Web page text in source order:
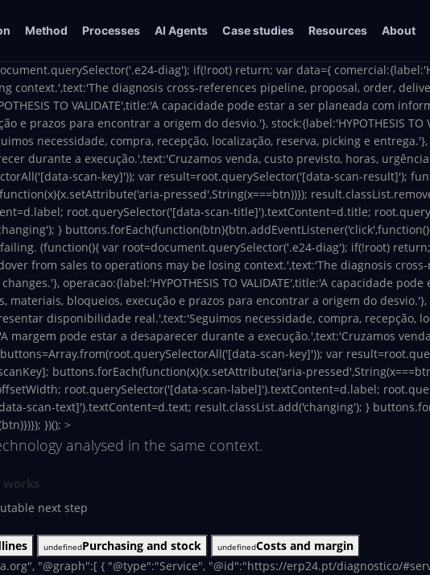
Method Processes AI Agents Case studies Resources About
diag'); if(!root) return; var data={
context.',text:'The diagnosis cross-references pipeline, proposal, order,
TO VALIDATE',title:'A capacidade pode estar a ser planeada com
e prazos para encontrar a origem do desvio.'}, stock:{label:'HYPOTHESIS TO
necessidade, compra, recepção, localização, reserva, picking e entrega.'},
durante a execução.',text:'Cruzamos venda, custo previsto, horas,
scan-key]')); var result=root.querySelector('[data-scan-result]');
pressed',String(x===btn))});
root.querySelector('[data-scan-title]').textContent=d.title;
}
(function(){ var root=document.querySelector('.e24-diag'); if(!root)
from sales to operations may be losing context.',text:'The diagnosis
operacao:{label:'HYPOTHESIS TO VALIDATE',title:'A capacidade
bloqueios, execução e prazos para encontrar a origem do desvio.'},
disponibilidade real.',text:'Seguimos necessidade, compra, recepção,
margem pode estar a desaparecer durante a execução.',text:'Cruzamos
scan-key]')); var
buttons.forEach(function(x){x.setAttribute('aria-
root.querySelector('[data-scan-label]').textContent=d.label;
scan-text]').textContent=d.text; result.classList.add('changing'); }
})(); >
analysed in the same context.
works
next step
undefinedPurchasing and stock undefinedCosts and margin
"@graph":[ { "@type":"Service", "@id":"https://erp24.pt/diagnostico/